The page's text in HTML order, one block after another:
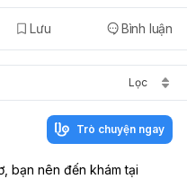
Lưu Bình luận
Lọc
Trò chuyện ngay
bạn nên đến khám tại